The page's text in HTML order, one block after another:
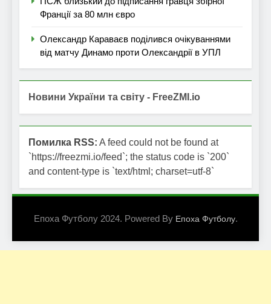
Франції за 80 млн євро
Олександр Караваєв поділився очікуваннями
від матчу Динамо проти Олександрії в УПЛ
Новини України та світу - FreeZMI.io
Помилка RSS: A feed could not be found at
`https://freezmi.io/feed`; the status code is `200`
and content-type is `text/html; charset=utf-8`
Епоха Футболу 2024. Powered By Епоха Футболу.